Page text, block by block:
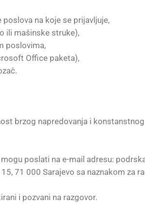
na koje se prijavljuje,
ili mašinske struke),
poslovima,
Office paketa),
brzog napredovanja i
poslati na e-mail adresu:
71 000 Sarajevo sa naznakom za
i pozvani na razgovor.